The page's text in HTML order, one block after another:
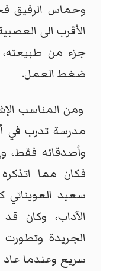
وحماس الرفيق
الأقرب الى
جزء من
ضغط العمل.
ومن المناسب
مدرسة تدرب في
وأصدقائه فقط،
فكان مما
سعيد العويناتي
الآداب، وكان
الجريدة
سريع وعندما